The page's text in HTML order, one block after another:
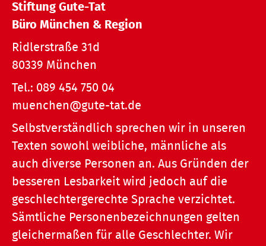
Stiftung Gute-Tat
Büro München & Region
Ridlerstraße 31d
80339 München
Tel.: 089 454 750 04
muenchen@gute-tat.de
Selbstverständlich sprechen wir in unseren
Texten sowohl weibliche, männliche als
auch diverse Personen an. Aus Gründen der
besseren Lesbarkeit wird jedoch auf die
geschlechtergerechte Sprache verzichtet.
Sämtliche Personenbezeichnungen gelten
gleichermaßen für alle Geschlechter. Wir